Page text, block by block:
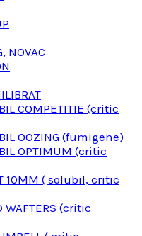
NOVAC
COMPETITIE (critic
OOZING (fumigene)
OPTIMUM (critic
10MM ( solubil, critic
WAFTERS (critic